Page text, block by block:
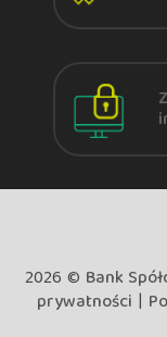
2026 © Bank
prywatności |